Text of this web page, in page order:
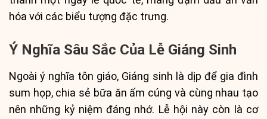
hóa với các biểu tượng đặc trưng.
Ý Nghĩa Sâu Sắc Của Lễ Giáng Sinh
Ngoài ý nghĩa tôn giáo, Giáng sinh là dịp để gia đình
sum họp, chia sẻ bữa ăn ấm cúng và cùng nhau tạo
nên những kỷ niệm đáng nhớ. Lễ hội này còn là cơ